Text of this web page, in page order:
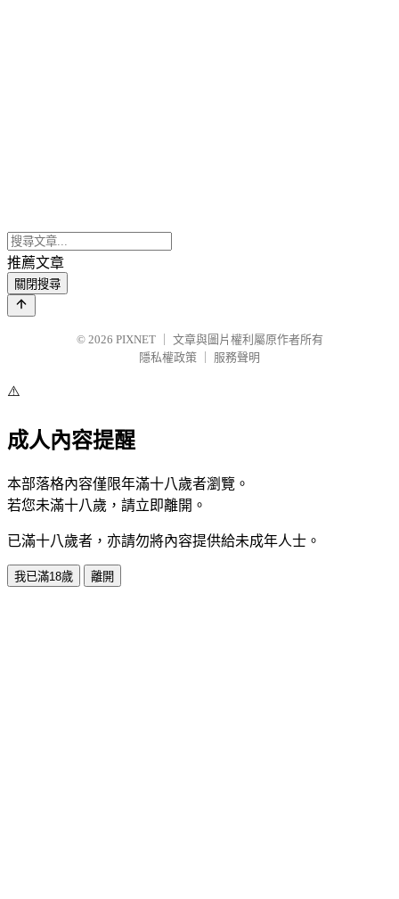
推薦文章
關閉搜尋
© 2026 PIXNET
文章與圖片權利屬原作者所有
隱私權政策
服務聲明
⚠️
成人內容提醒
本部落格內容僅限年滿十八歲者瀏覽。
若您未滿十八歲，請立即離開。
已滿十八歲者，亦請勿將內容提供給未成年人士。
我已滿18歲 離開